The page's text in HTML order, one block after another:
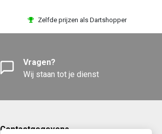
Zelfde prijzen als Dartshopper
Vragen?
Wij staan tot je dienst
Contactgegevens